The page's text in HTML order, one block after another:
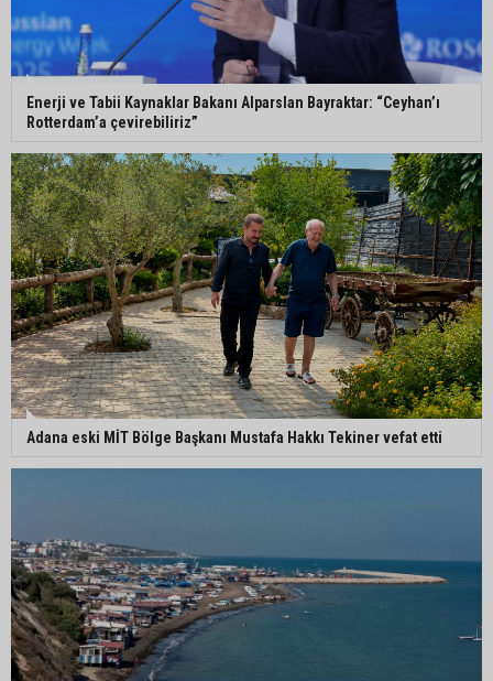
Enerji ve Tabii Kaynaklar Bakanı Alparslan Bayraktar: “Ceyhan’ı
Rotterdam’a çevirebiliriz”
Adana eski MİT Bölge Başkanı Mustafa Hakkı Tekiner vefat etti